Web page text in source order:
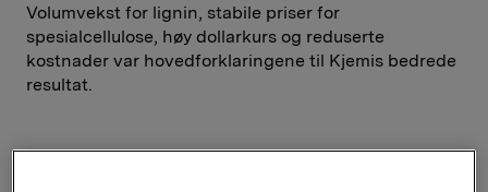
Volumvekst for lignin, stabile priser for
spesialcellulose, høy dollarkurs og reduserte
kostnader var hovedforklaringene til Kjemis bedrede
resultat.
Driftsresultatet i Orkla Foods var marginalt høyere